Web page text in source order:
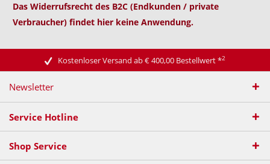
Das Widerrufsrecht des B2C (Endkunden / private
Verbraucher) findet hier keine Anwendung.
Kostenloser Versand ab € 400,00 Bestellwert*2
Newsletter
Service Hotline
Shop Service